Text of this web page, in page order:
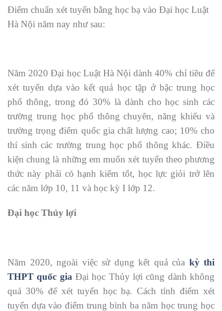
Điểm chuẩn xét tuyển bằng học bạ vào Đại học Luật
Hà Nội năm nay như sau:
Năm 2020 Đại học Luật Hà Nội dành 40% chỉ tiêu để
xét tuyển dựa vào kết quả học tập ở bậc trung học
phổ thông, trong đó 30% là dành cho học sinh các
trường trung học phổ thông chuyên, năng khiếu và
trường trọng điểm quốc gia chất lượng cao; 10% cho
thí sinh các trường trung học phổ thông khác. Điều
kiện chung là những em muốn xét tuyển theo phương
thức này phải có hạnh kiểm tốt, học lực giỏi trở lên
các năm lớp 10, 11 và học kỳ I lớp 12.
Đại học Thủy lợi
Năm 2020, ngoài việc sử dụng kết quả của kỳ thi
THPT quốc gia Đại học Thủy lợi cũng dành không
quá 30% để xét tuyển học bạ. Cách tính điểm xét
tuyển dựa vào điểm trung bình ba năm học trung học